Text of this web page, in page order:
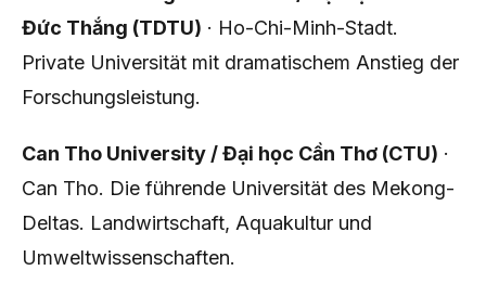
Đức Thắng (TDTU) · Ho-Chi-Minh-Stadt.
Private Universität mit dramatischem Anstieg der
Forschungsleistung.
Can Tho University / Đại học Cần Thơ (CTU) ·
Can Tho. Die führende Universität des Mekong-
Deltas. Landwirtschaft, Aquakultur und
Umweltwissenschaften.